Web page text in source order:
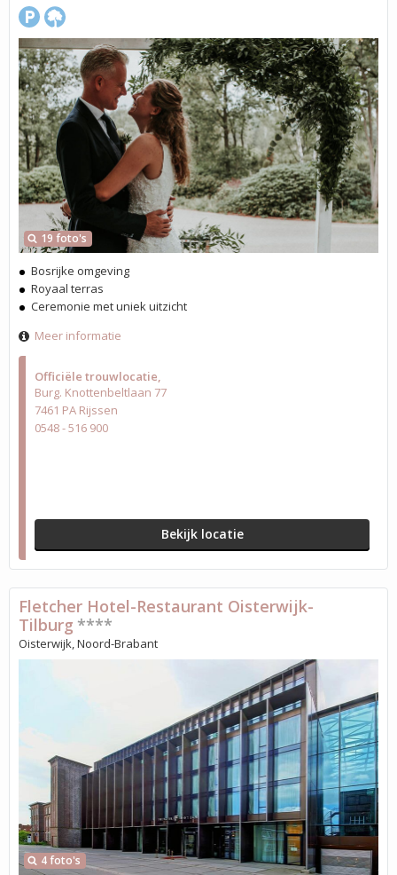
Officiële trouwlocatie
Burg. Knottenbeltlaan 77
7461 PA Rijssen
0548 - 516 900
Bekijk locatie
19 foto's
Bosrijke omgeving
Royaal terras
Ceremonie met uniek uitzicht
Meer informatie
4 foto's
Fletcher Hotel-Restaurant Oisterwijk-
Tilburg ****
Oisterwijk, Noord-Brabant